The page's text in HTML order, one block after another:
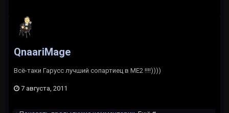
QnaariMage
Всё-таки Гарусс лучший сопартиец в ME2 !!!!))))
7 августа, 2011